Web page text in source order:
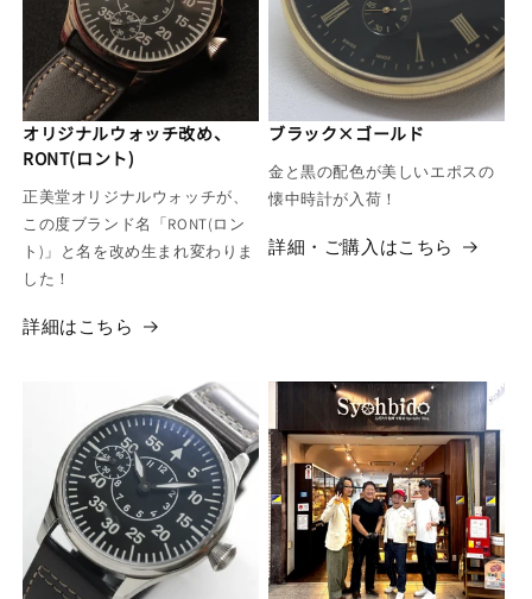
オリジナルウォッチ改め、
RONT(ロント)
正美堂オリジナルウォッチが、
この度ブランド名「RONT(ロン
ト)」と名を改め生まれ変わりま
した！
詳細はこちら
ブラック×ゴールド
金と黒の配色が美しいエポスの
懐中時計が入荷！
詳細・ご購入はこちら